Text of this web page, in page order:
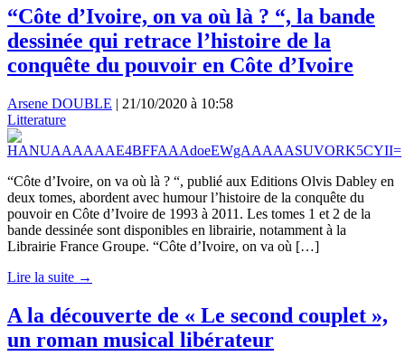
“Côte d’Ivoire, on va où là ? “, la bande
dessinée qui retrace l’histoire de la
conquête du pouvoir en Côte d’Ivoire
Arsene DOUBLE | 21/10/2020 à 10:58
Litterature
“Côte d’Ivoire, on va où là ? “, publié aux Editions Olvis Dabley en
deux tomes, abordent avec humour l’histoire de la conquête du
pouvoir en Côte d’Ivoire de 1993 à 2011. Les tomes 1 et 2 de la
bande dessinée sont disponibles en librairie, notamment à la
Librairie France Groupe. “Côte d’Ivoire, on va où […]
Lire la suite →
A la découverte de « Le second couplet »,
un roman musical libérateur